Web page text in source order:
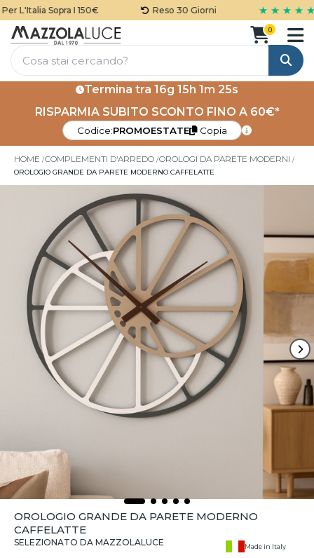
L'Italia Sopra I 150€ Reso 30 Giorni ★ ★ ★ ★ ★
Cerca
0
Termina tra 16g 15h 1m 25s
RISPARMIA SUBITO SCONTO FINO A 60€*
Codice:PROMOESTATE Copia
HOME COMPLEMENTI D'ARREDO OROLOGI DA PARETE MODERNI
OROLOGIO GRANDE DA PARETE MODERNO CAFFELATTE
OROLOGIO GRANDE DA PARETE MODERNO
CAFFELATTE
SELEZIONATO DA MAZZOLALUCE Made in Italy